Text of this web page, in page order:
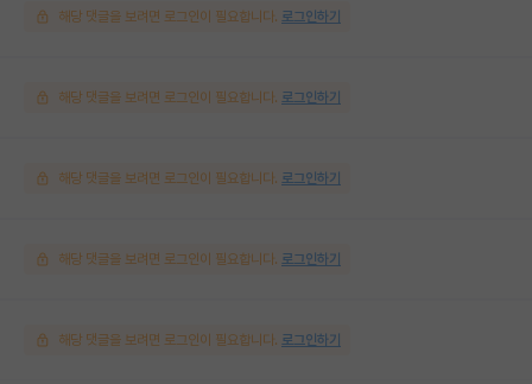
해당 댓글을 보려면 로그인이 필요합니다. 로그인하기
해당 댓글을 보려면 로그인이 필요합니다. 로그인하기
해당 댓글을 보려면 로그인이 필요합니다. 로그인하기
해당 댓글을 보려면 로그인이 필요합니다. 로그인하기
해당 댓글을 보려면 로그인이 필요합니다. 로그인하기